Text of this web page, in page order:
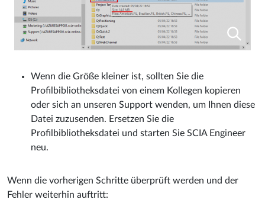
Wenn die Größe kleiner ist, sollten Sie die
Profilbibliotheksdatei von einem Kollegen kopieren
oder sich an unseren Support wenden, um Ihnen diese
Datei zuzusenden. Ersetzen Sie die
Profilbibliotheksdatei und starten Sie SCIA Engineer
neu.
Wenn die vorherigen Schritte überprüft werden und der
Fehler weiterhin auftritt: